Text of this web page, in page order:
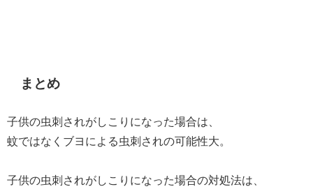
まとめ
子供の虫刺されがしこりになった場合は、
蚊ではなくブヨによる虫刺されの可能性大。
子供の虫刺されがしこりになった場合の対処法は、